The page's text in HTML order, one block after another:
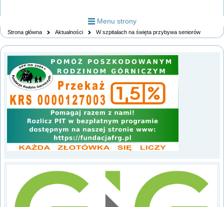
Menu strony
Strona główna Aktualności W szpitalach na święta przybywa seniorów